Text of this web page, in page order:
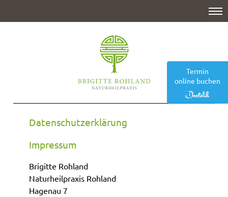
BEHANDLUNGSGEBIETE
DIAGNOSTIK
THERAPIEVERFAHREN
ÜBER MICH
Datenschutzerklärung
Impressum
Brigitte Rohland
Naturheilpraxis Rohland
Hagenau 7
Termin
online buchen